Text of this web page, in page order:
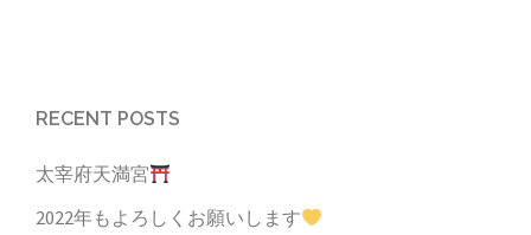
RECENT POSTS
太宰府天満宮
2022年もよろしくお願いします